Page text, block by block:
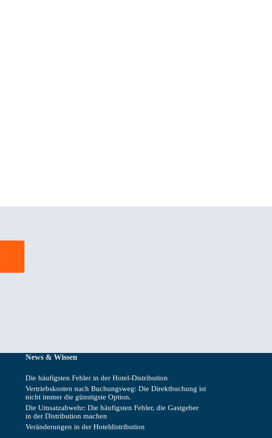
News & Wissen
Die häufigsten Fehler in der Hotel-Distribution
Vertriebskosten nach Buchungsweg: Die Direktbuchung ist
nicht immer die günstigste Option.
Die Umsatzabwehr: Die häufigsten Fehler, die Gastgeber
in der Distribution machen
Veränderungen in der Hoteldistribution